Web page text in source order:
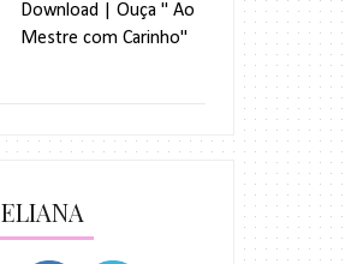
Download | Ouça " Ao
Mestre com Carinho"
ELIANA